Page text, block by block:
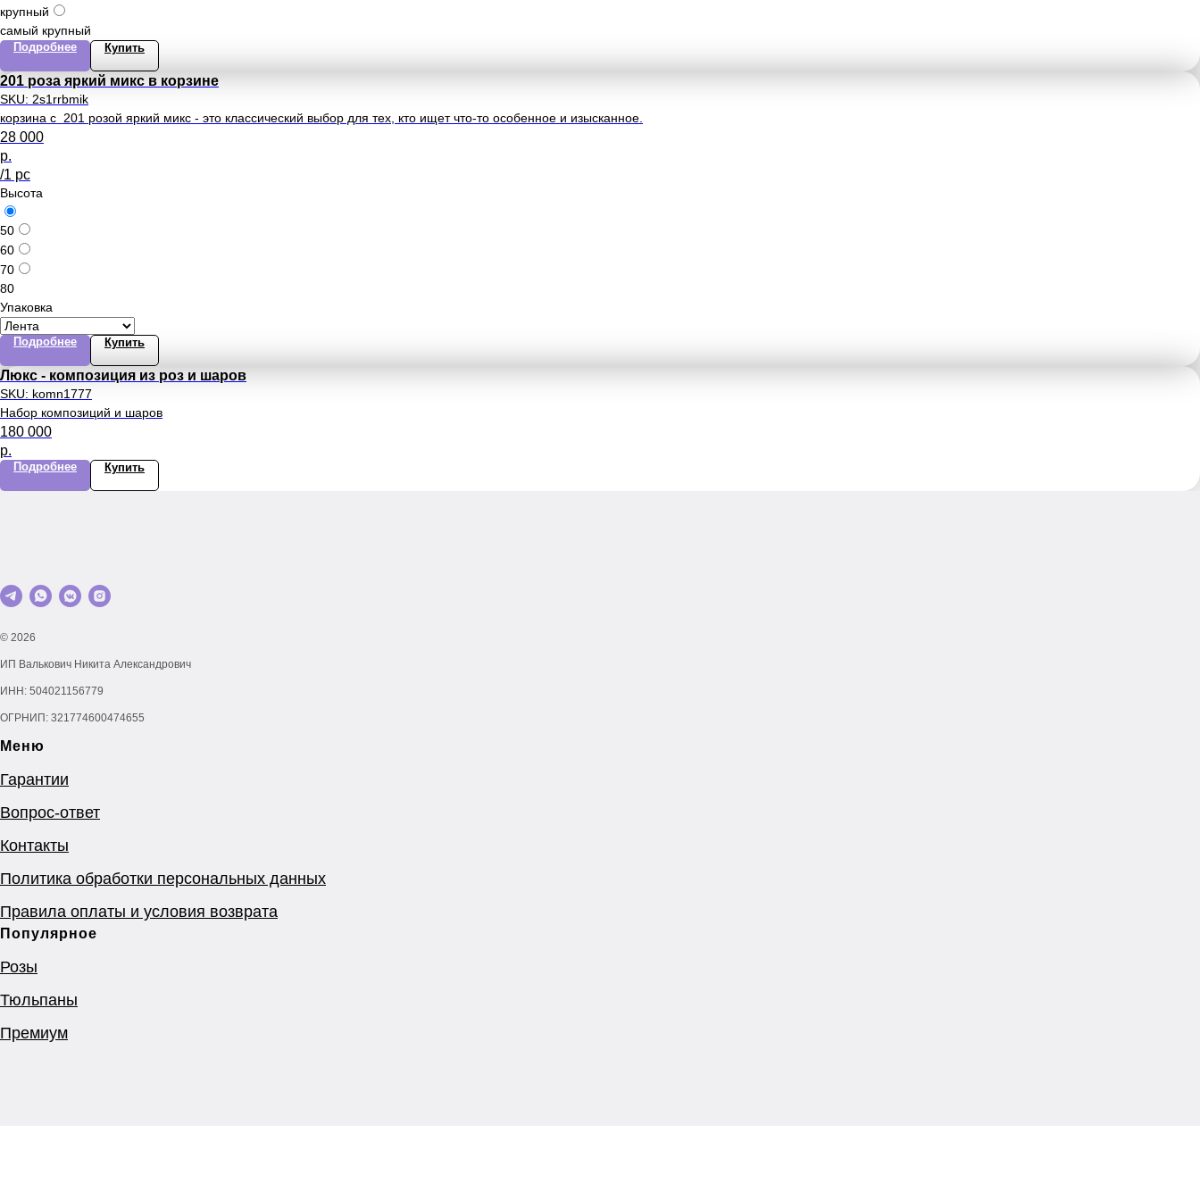
крупный
самый крупный
Подробнее Купить
201 роза яркий микс в корзине
SKU: 2s1rrbmik
корзина с 201 розой яркий микс - это классический выбор для тех, кто ищет что-то особенное и изысканное.
28 000
р.
/1 pc
Высота
50
60
70
80
Упаковка
Подробнее Купить
Люкс - композиция из роз и шаров
SKU: komn1777
Набор композиций и шаров
180 000
р.
Подробнее Купить
© 2026
ИП Валькович Никита Александрович
ИНН: 504021156779
ОГРНИП: 321774600474655
Меню
Гарантии
Вопрос-ответ
Контакты
Политика обработки персональных данных
Правила оплаты и условия возврата
Популярное
Розы
Тюльпаны
Премиум